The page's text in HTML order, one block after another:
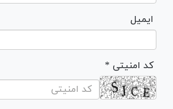
ایمیل
* کد امنیتی